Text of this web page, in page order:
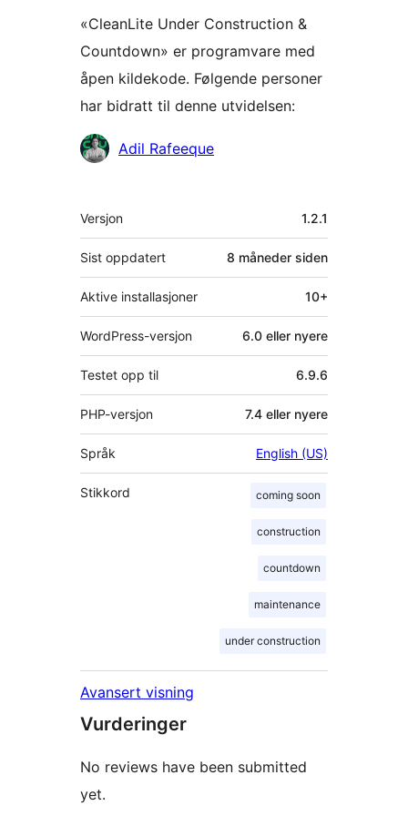
«CleanLite Under Construction &
Countdown» er programvare med
åpen kildekode. Følgende personer
har bidratt til denne utvidelsen:
Bidragsytere
Adil Rafeeque
Meta
Versjon 1.2.1
Sist oppdatert 8 måneder siden
Aktive installasjoner 10+
WordPress-versjon 6.0 eller nyere
Testet opp til 6.9.6
PHP-versjon 7.4 eller nyere
Språk English (US)
Stikkord coming soon
construction
countdown
maintenance
under construction
Avansert visning
Vurderinger
No reviews have been submitted
yet.